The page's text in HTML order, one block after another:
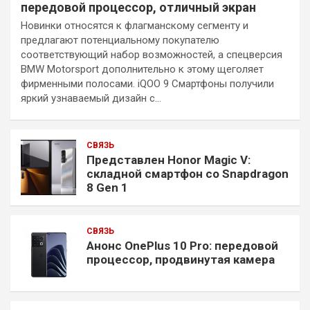
передовой процессор, отличный экран
Новинки относятся к флагманскому сегменту и
предлагают потенциальному покупателю
соответствующий набор возможностей, а спецверсия
BMW Motorsport дополнительно к этому щеголяет
фирменными полосами. iQOO 9 Смартфоны получили
яркий узнаваемый дизайн с…
СВЯЗЬ
Представлен Honor Magic V:
складной смартфон со Snapdragon
8 Gen 1
СВЯЗЬ
Анонс OnePlus 10 Pro: передовой
процессор, продвинутая камера